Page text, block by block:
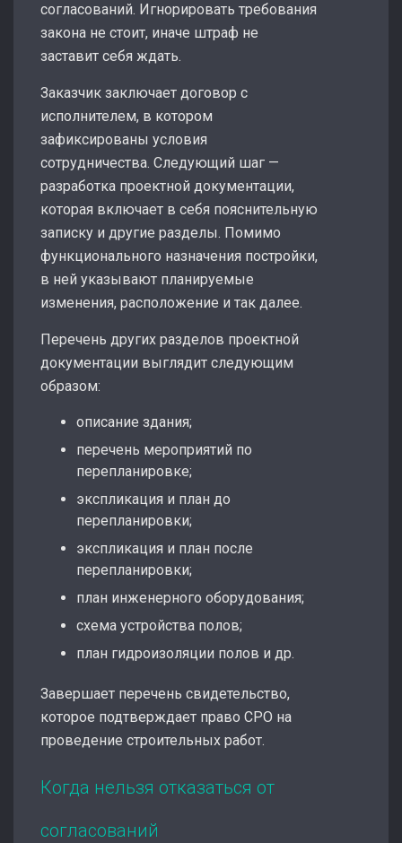
согласований. Игнорировать требования
закона не стоит, иначе штраф не
заставит себя ждать.
Заказчик заключает договор с
исполнителем, в котором
зафиксированы условия
сотрудничества. Следующий шаг —
разработка проектной документации,
которая включает в себя пояснительную
записку и другие разделы. Помимо
функционального назначения постройки,
в ней указывают планируемые
изменения, расположение и так далее.
Перечень других разделов проектной
документации выглядит следующим
образом:
описание здания;
перечень мероприятий по
перепланировке;
экспликация и план до
перепланировки;
экспликация и план после
перепланировки;
план инженерного оборудования;
схема устройства полов;
план гидроизоляции полов и др.
Завершает перечень свидетельство,
которое подтверждает право СРО на
проведение строительных работ.
Когда нельзя отказаться от
согласований